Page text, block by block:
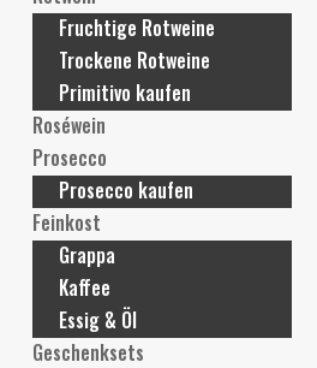
Meine Zahlungsmethoden
Konto-Details
Passwort vergessen
Wunschliste
Mein Warenkorb
Fruchtige Rotweine
Trockene Rotweine
Primitivo kaufen
Roséwein
Prosecco
Prosecco kaufen
Feinkost
Grappa
Kaffee
Essig & Öl
Geschenksets